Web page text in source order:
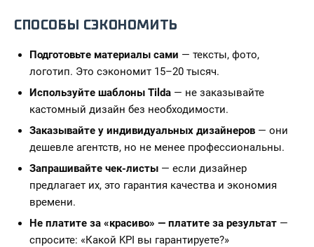
СПОСОБЫ СЭКОНОМИТЬ
Подготовьте материалы сами — тексты, фото,
логотип. Это сэкономит 15–20 тысяч.
Используйте шаблоны Tilda — не заказывайте
кастомный дизайн без необходимости.
Заказывайте у индивидуальных дизайнеров — они
дешевле агентств, но не менее профессиональны.
Запрашивайте чек-листы — если дизайнер
предлагает их, это гарантия качества и экономия
времени.
Не платите за «красиво» — платите за результат —
спросите: «Какой KPI вы гарантируете?»